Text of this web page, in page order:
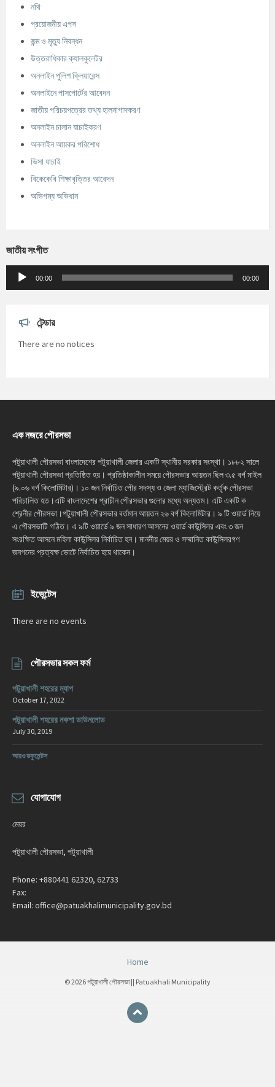
নথি
প্রয়োজনীয় এপস
জন্ম ও মৃত্যু নিবন্ধন
উত্তরাধিকার ক্যালকুলেটর
অনলাইন পুলিশ ক্লিয়ারেন্স
অনলাইনে পাসপোর্টের আবেদন
জাতীয় পরিচয়পত্রের তথ্য হালনাগাদকরণ
অনলাইন চালান যাচাইকরণ
অনলাইন আয়কর পরিশোধ
ভিসা যাচাই
বিকেকেবি শিক্ষাবৃত্তির আবেদন
অভিগম্য অভিধান
জাতীয় সংগীত
Audio
Player
00:00 00:00
টেন্ডার
There are no notices
এক নজরে পৌরসভা
পটুয়াখালী পৌরসভা বাংলাদেশের পটুয়াখালী জেলার একটি স্থানীয় সরকার সংস্থা। ১৮৮২ সালে
পটুয়াখালী পৌরসভা প্রতিষ্ঠিত হয়। প্রতিষ্ঠাকালীন সময়ে পৌরসভার আয়তন ছিল ৩.৫ বর্গ মাইল
(৯.০৬ বর্গ কিলোমিটার)। ১০ জন নির্বাচিত পৌর সদস্য ও জেলা ম্যাজিস্ট্রেট কর্তৃক পৌরসভা
পরিচালিত হত।এটি বাংলাদেশের প্রাচীন পৌরসভার গুলোর মধ্যে অন্যতম। এটি একটি ক
শ্রেনীর পৌরসভা।পটুয়াখালী পৌরসভার বর্তমান আয়তন ২৬ বর্গ কিলোমিটার। ৯ টি ওয়ার্ড নিয়ে
এ পৌরসভাটি গঠিত। এ ৯টি ওয়ার্ডে ৯ জন সাধারণ আসনের ওয়ার্ড কাউন্সিলর এবং ৩ জন
সংরক্ষিত আসনে মহিলা কাউন্সিলর নির্বাচিত হন। মাননীয় মেয়র ও সম্মানিত কাউন্সিলরগণ
জনগনের প্রত্যক্ষ ভোটে নির্বাচিত হয়ে থাকেন।
ইভেন্টেস
There are no events
পৌরসভার সকল ফর্ম
পটুয়াখালী শহরের ম্যাপ
October 17, 2022
পটুয়াখালী শহরের নকশা ডাউনলোড
July 30, 2019
আরও ডকুমেন্টস
যোগাযোগ
মেয়র
পটুয়াখালী পৌরসভা, পটুয়াখালী
Phone: +880441 62320, 62733
Fax:
Email: office@patuakhalimunicipality.gov.bd
Home
© 2026 পটুয়াখালী পৌরসভা || Patuakhali Municipality